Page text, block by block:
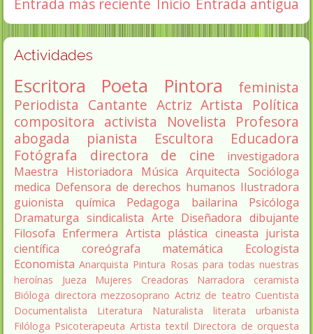
Entrada más reciente Entrada antigua
Inicio
Actividades
Escritora Poeta Pintora
feminista
Periodista Cantante Actriz Artista
Política
compositora activista Novelista
Profesora
abogada
pianista Escultora
Educadora
Fotógrafa
directora de cine
investigadora
Maestra
Historiadora Música Arquitecta Socióloga
medica Defensora de derechos humanos Ilustradora
guionista
química Pedagoga bailarina
Psicóloga
Dramaturga sindicalista Arte Diseñadora dibujante
Filosofa Enfermera Artista plástica cineasta jurista
científica
coreógrafa matemática
Ecologista
Economista Anarquista Pintura Rosas para todas nuestras
heroínas
Jueza Mujeres Creadoras Narradora
ceramista
Bióloga directora mezzosoprano Actriz de teatro Cuentista
Documentalista
Literatura Naturalista literata
urbanista
Filóloga Psicoterapeuta Artista textil Directora de orquesta